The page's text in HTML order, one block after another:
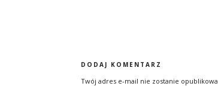
DODAJ KOMENTARZ
Twój adres e-mail nie zostanie